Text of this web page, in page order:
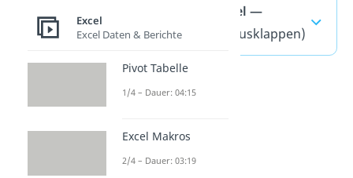
Zeilenumbruch Excel —
häufigste Fragen
(ausklappen)
Excel
Excel Daten & Berichte
Pivot Tabelle
1/4 – Dauer: 04:15
Excel Makros
2/4 – Dauer: 03:19